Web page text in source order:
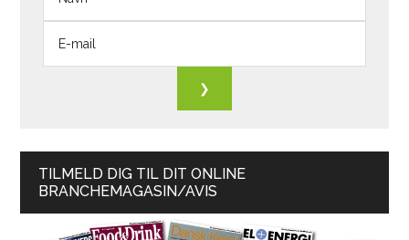
TILMELD DIG TIL DIT ONLINE
BRANCHEMAGASIN/AVIS